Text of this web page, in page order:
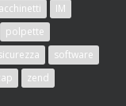
IM
polpette
software
zend